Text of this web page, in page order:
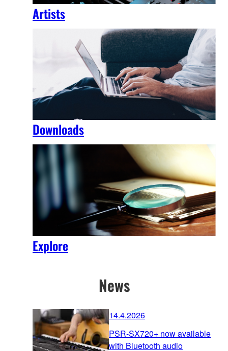
Artists
Downloads
Explore
News
14.4.2026
PSR-SX720+ now available
with Bluetooth audio